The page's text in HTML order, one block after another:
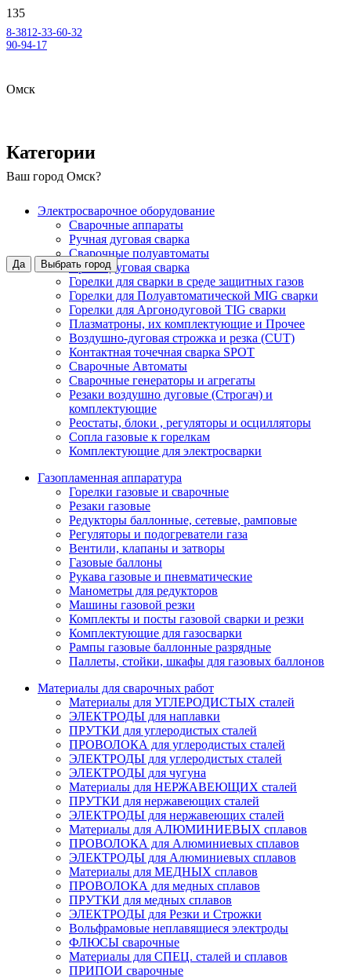
8-3812-33-60-32
90-94-17
Омск
Ваш город Омск?
Да Выбрать город
Категории
Электросварочное оборудование
Сварочные аппараты
Ручная дуговая сварка
Сварочные полуавтоматы
Аргонодуговая сварка
Горелки для сварки в среде защитных газов
Горелки для Полуавтоматической MIG сварки
Горелки для Аргонодуговой TIG сварки
Плазматроны, их комплектующие и Прочее
Воздушно-дуговая строжка и резка (CUT)
Контактная точечная сварка SPOT
Сварочные Автоматы
Сварочные генераторы и агрегаты
Резаки воздушно дуговые (Строгач) и
комплектующие
Реостаты, блоки , регуляторы и осцилляторы
Сопла газовые к горелкам
Комплектующие для электросварки
Газопламенная аппаратура
Горелки газовые и сварочные
Резаки газовые
Редукторы баллонные, сетевые, рамповые
Регуляторы и подогреватели газа
Вентили, клапаны и затворы
Газовые баллоны
Рукава газовые и пневматические
Манометры для редукторов
Машины газовой резки
Комплекты и посты газовой сварки и резки
Комплектующие для газосварки
Рампы газовые баллонные разрядные
Паллеты, стойки, шкафы для газовых баллонов
Материалы для сварочных работ
Материалы для УГЛЕРОДИСТЫХ сталей
ЭЛЕКТРОДЫ для наплавки
ПРУТКИ для углеродистых сталей
ПРОВОЛОКА для углеродистых сталей
ЭЛЕКТРОДЫ для углеродистых сталей
ЭЛЕКТРОДЫ для чугуна
Материалы для НЕРЖАВЕЮЩИХ сталей
ПРУТКИ для нержавеющих сталей
ЭЛЕКТРОДЫ для нержавеющих сталей
Материалы для АЛЮМИНИЕВЫХ сплавов
ПРОВОЛОКА для Алюминиевых сплавов
ЭЛЕКТРОДЫ для Алюминиевых сплавов
Материалы для МЕДНЫХ сплавов
ПРОВОЛОКА для медных сплавов
ПРУТКИ для медных сплавов
ЭЛЕКТРОДЫ для Резки и Строжки
Вольфрамовые неплавящиеся электроды
ФЛЮСЫ сварочные
Материалы для СПЕЦ. сталей и сплавов
ПРИПОИ сварочные